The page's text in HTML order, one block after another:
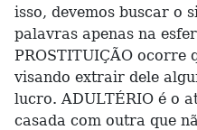
isso, devemos buscar o
palavras apenas na
PROSTITUIÇÃO ocorre
visando extrair dele
lucro. ADULTÉRIO é o
casada com outra que